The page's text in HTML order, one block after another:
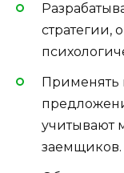
стратегии,
Применять
учитывают
заемщиков.